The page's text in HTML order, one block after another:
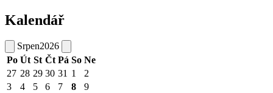
Kalendář
Srpen2026
Po Út St Čt Pá So Ne
27 28 29 30 31 1
2
3
4 5 6 7 8
9